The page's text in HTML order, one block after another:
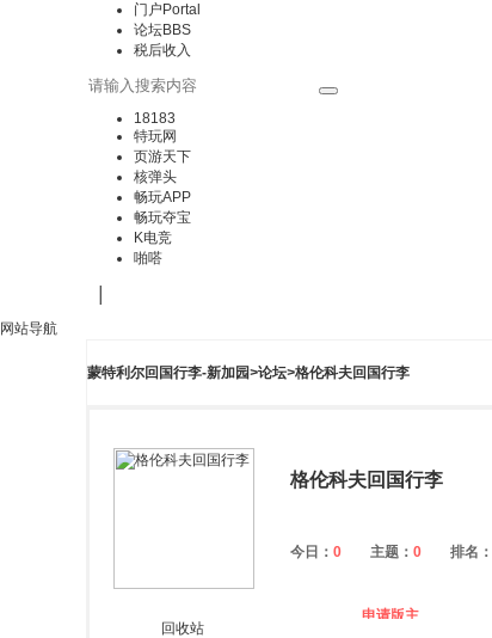
门户 Portal
论坛BBS
税后收入
18183
特玩网
页游天下
核弹头
畅玩APP
畅玩夺宝
K电竞
啪嗒
网站导航
蒙特利尔回国行李-新加园>论坛>格伦科夫回国行李
格伦科夫回国行李
今日： 0 主题： 0 排名：
申请版主
回收站